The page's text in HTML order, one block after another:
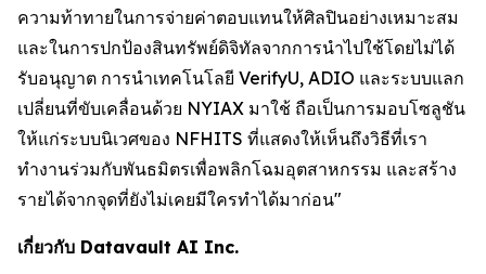
ความท้าทายในการจ่ายค่าตอบแทนให้ศิลปินอย่างเหมาะสม
และในการปกป้องสินทรัพย์ดิจิทัลจากการนำไปใช้โดยไม่ได้
รับอนุญาต การนำเทคโนโลยี VerifyU, ADIO และระบบแลก
เปลี่ยนที่ขับเคลื่อนด้วย NYIAX มาใช้ ถือเป็นการมอบโซลูชัน
ให้แก่ระบบนิเวศของ NFHITS ที่แสดงให้เห็นถึงวิธีที่เรา
ทำงานร่วมกับพันธมิตรเพื่อพลิกโฉมอุตสาหกรรม และสร้าง
รายได้จากจุดที่ยังไม่เคยมีใครทำได้มาก่อน"
เกี่ยวกับ Datavault AI Inc.